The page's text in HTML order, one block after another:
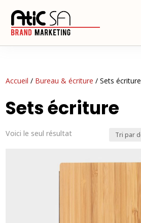
Accueil / Bureau & écriture / Sets écriture
Sets écriture
Voici le seul résultat